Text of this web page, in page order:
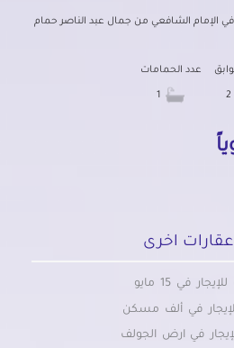
محل 90م دورين في الإمام الشافعي من جمال عبد الناصر حمام
عدد الحمامات
اخرى
في 15 مايو
في ألف مسكن
في ارض الجولف